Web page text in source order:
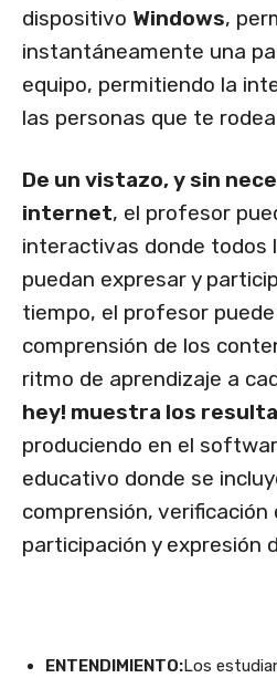
dispositivo Windows,
instantáneamente una
equipo, permitiendo la
las personas que te
De un vistazo, y sin
internet, el profesor
interactivas donde todos
puedan expresar y
tiempo, el profesor
comprensión de los
ritmo de aprendizaje a
hey! muestra los
produciendo en el
educativo donde se
comprensión, verificación
participación y expresión
ENTENDIMIENTO:Los